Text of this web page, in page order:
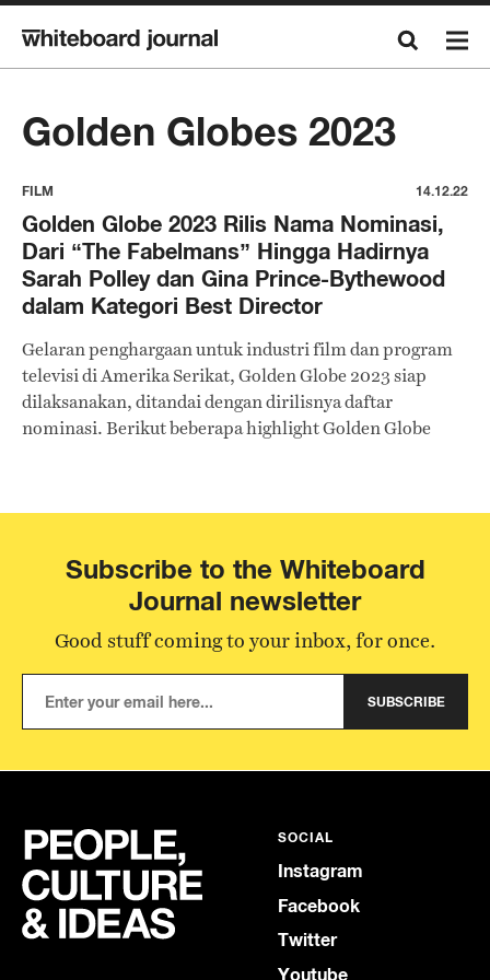
Golden Globes 2023
FILM 14.12.22
Golden Globe 2023 Rilis Nama Nominasi,
Dari “The Fabelmans” Hingga Hadirnya
Sarah Polley dan Gina Prince-Bythewood
dalam Kategori Best Director
Gelaran penghargaan untuk industri film dan program
televisi di Amerika Serikat, Golden Globe 2023 siap
dilaksanakan, ditandai dengan dirilisnya daftar
nominasi. Berikut beberapa highlight Golden Globe
Subscribe to the Whiteboard
Journal newsletter
Good stuff coming to your inbox, for once.
SUBSCRIBE
SOCIAL
Instagram
Facebook
Twitter
Youtube